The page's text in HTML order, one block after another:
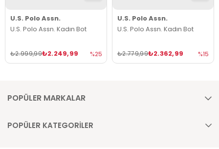
U.S. Polo Assn.
U.S. Polo Assn. Kadın Bot
₺2.249,99
₺2.999,99 %25
U.S. Polo Assn.
U.S. Polo Assn. Kadın Bot
₺2.362,99
₺2.779,99 %15
POPÜLER MARKALAR
POPÜLER KATEGORİLER